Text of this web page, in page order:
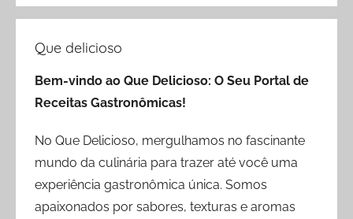
Que delicioso
Bem-vindo ao Que Delicioso: O Seu Portal de
Receitas Gastronômicas!
No Que Delicioso, mergulhamos no fascinante
mundo da culinária para trazer até você uma
experiência gastronômica única. Somos
apaixonados por sabores, texturas e aromas